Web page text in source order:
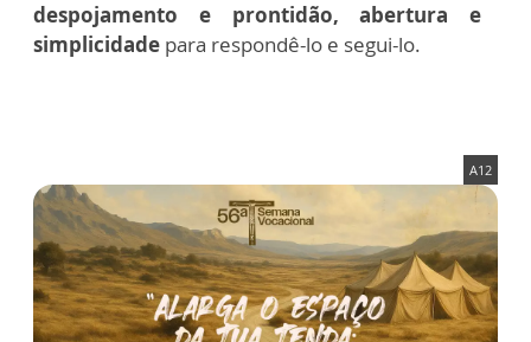
despojamento e prontidão, abertura e
simplicidade para respondê-lo e segui-lo.
A12